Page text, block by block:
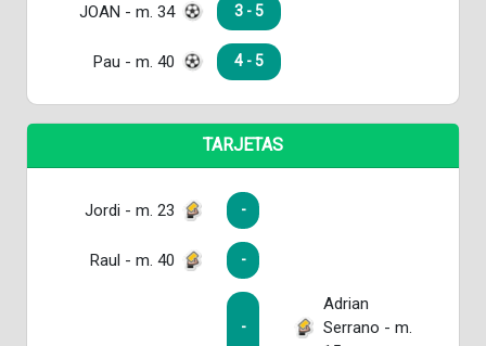
JOAN - m. 34 3 - 5
Pau - m. 40 4 - 5
TARJETAS
Jordi - m. 23 -
Raul - m. 40 -
-
Adrian
Serrano - m.